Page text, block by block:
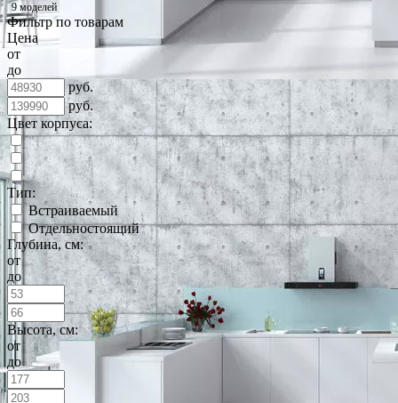
9 моделей
Фильтр по товарам
Цена
от
до
руб.
руб.
Цвет корпуса:
Тип:
Встраиваемый
Отдельностоящий
Глубина, см:
от
до
Высота, см:
от
до